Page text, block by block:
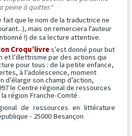
peine à quitter."
fait que le nom de la traductrice ne
mais on remerciera l'auteur
!) de sa lecture attentive.
Croqu’livres’est donné pour but
et l’illettrisme par des actions qui
pour tous : de la petite enfance,
à l’adolescence, moment
son champ d’action,
le Centre régional de ressources
région Franche-Comté .
de ressources en littérature
- 25000 Besançon